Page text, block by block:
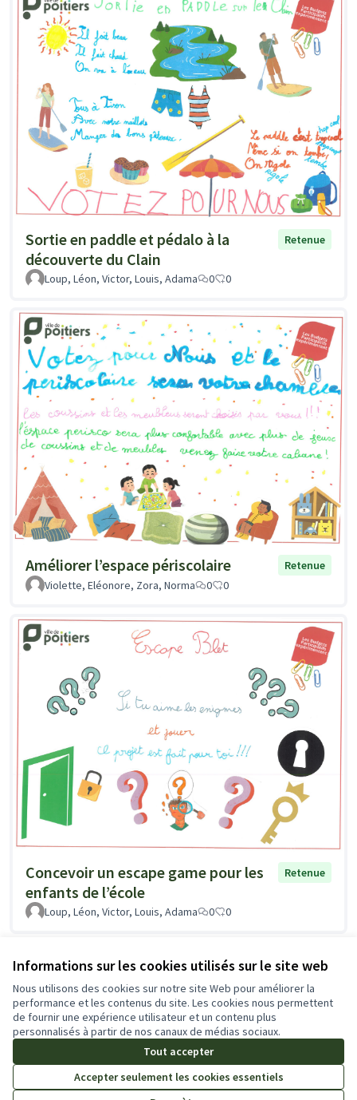
Informations sur les cookies utilisés sur le site web
Nous utilisons des cookies sur notre site Web pour améliorer la
performance et les contenus du site. Les cookies nous permettent
de fournir une expérience utilisateur et un contenu plus
personnalisés à partir de nos canaux de médias sociaux.
Tout accepter
Accepter seulement les cookies essentiels
Sortie en paddle et pédalo à la
découverte du Clain
Retenue
Loup, Léon, Victor, Louis, Adama 0 0
Améliorer l’espace périscolaire
Retenue
Violette, Eléonore, Zora, Norma
0 0
Concevoir un escape game pour les
enfants de l’école
Retenue
Loup, Léon, Victor, Louis, Adama 0 0
Voir toutes les propositions retirées
Conditions d'utilisation
Paramètres des cookies
Licence
(Lien